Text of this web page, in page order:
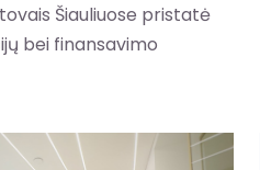
Šiauliuose pristatė
bei finansavimo